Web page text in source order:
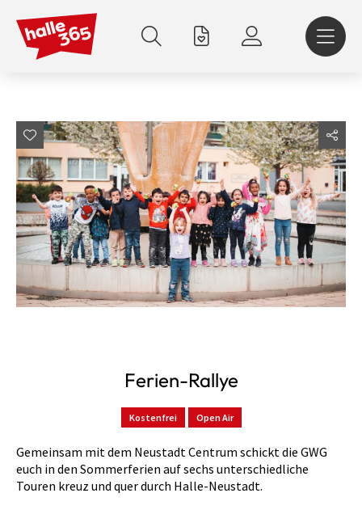
zum
Inhalt
Ferien-Rallye
Kostenfrei Open Air
Gemeinsam mit dem Neustadt Centrum schickt die GWG
euch in den Sommerferien auf sechs unterschiedliche
Touren kreuz und quer durch Halle-Neustadt.